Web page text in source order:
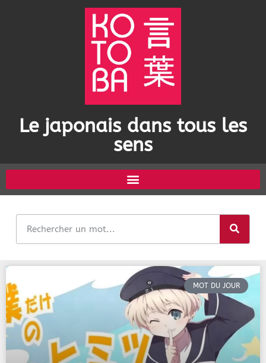
Le japonais dans tous les
sens
MOT DU JOUR